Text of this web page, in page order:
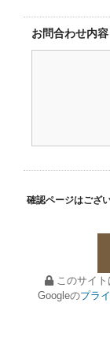
お問合わせ内容
確認ページはござ
このサイト
Googleのプラ